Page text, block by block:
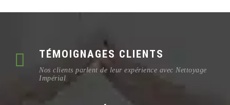
TÉMOIGNAGES CLIENTS
Nos clients parlent de leur expérience avec Nettoyage
Impérial